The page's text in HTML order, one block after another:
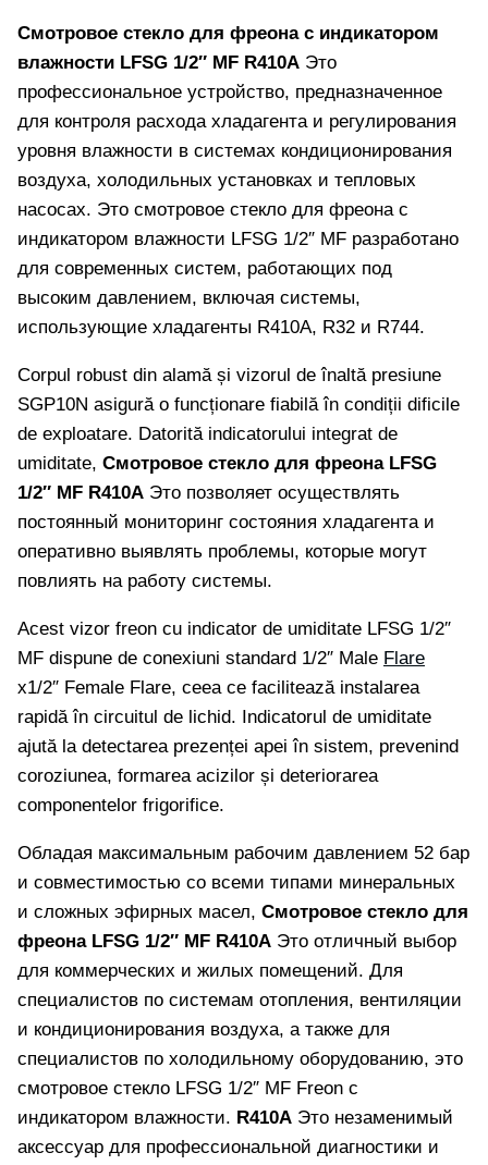
Смотровое стекло для фреона с индикатором
влажности LFSG 1/2″ MF R410A Это
профессиональное устройство, предназначенное
для контроля расхода хладагента и регулирования
уровня влажности в системах кондиционирования
воздуха, холодильных установках и тепловых
насосах. Это смотровое стекло для фреона с
индикатором влажности LFSG 1/2″ MF разработано
для современных систем, работающих под
высоким давлением, включая системы,
использующие хладагенты R410A, R32 и R744.
Corpul robust din alamă și vizorul de înaltă presiune
SGP10N asigură o funcționare fiabilă în condiții dificile
de exploatare. Datorită indicatorului integrat de
umiditate, Смотровое стекло для фреона LFSG
1/2″ MF R410A Это позволяет осуществлять
постоянный мониторинг состояния хладагента и
оперативно выявлять проблемы, которые могут
повлиять на работу системы.
Acest vizor freon cu indicator de umiditate LFSG 1/2″
MF dispune de conexiuni standard 1/2″ Male Flare
x1/2″ Female Flare, ceea ce facilitează instalarea
rapidă în circuitul de lichid. Indicatorul de umiditate
ajută la detectarea prezenței apei în sistem, prevenind
coroziunea, formarea acizilor și deteriorarea
componentelor frigorifice.
Обладая максимальным рабочим давлением 52 бар
и совместимостью со всеми типами минеральных
и сложных эфирных масел, Смотровое стекло для
фреона LFSG 1/2″ MF R410A Это отличный выбор
для коммерческих и жилых помещений. Для
специалистов по системам отопления, вентиляции
и кондиционирования воздуха, а также для
специалистов по холодильному оборудованию, это
смотровое стекло LFSG 1/2″ MF Freon с
индикатором влажности. R410A Это незаменимый
аксессуар для профессиональной диагностики и